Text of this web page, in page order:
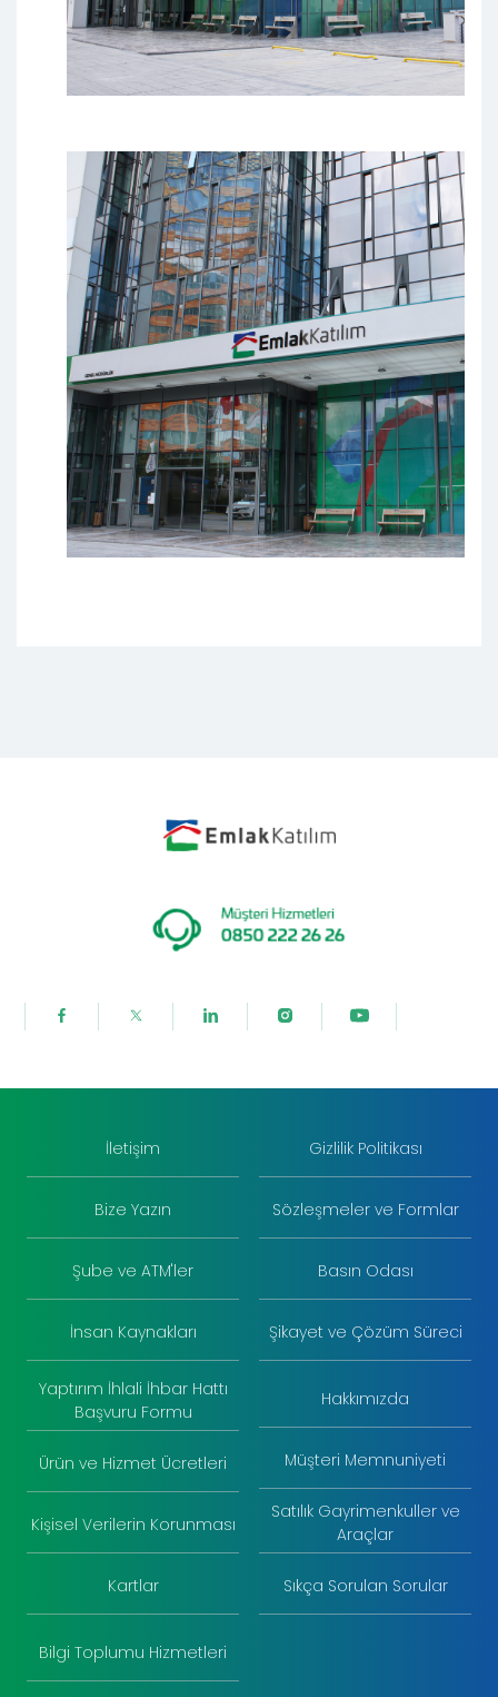
İletişim
Bize Yazın
Şube ve ATM'ler
İnsan Kaynakları
Gizlilik Politikası
Sözleşmeler ve Formlar
Basın Odası
Şikayet ve Çözüm Süreci
Yaptırım İhlali İhbar Hattı
Başvuru Formu
Ürün ve Hizmet Ücretleri
Kişisel Verilerin Korunması
Kartlar
Hakkımızda
Müşteri Memnuniyeti
Satılık Gayrimenkuller ve
Araçlar
Sıkça Sorulan Sorular
Bilgi Toplumu Hizmetleri